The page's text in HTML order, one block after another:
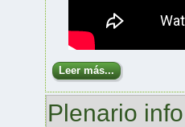
Leer más...
Plenario